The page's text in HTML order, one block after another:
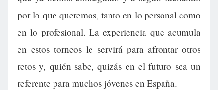
por lo que queremos, tanto en lo personal como
en lo profesional. La experiencia que acumula
en estos torneos le servirá para afrontar otros
retos y, quién sabe, quizás en el futuro sea un
referente para muchos jóvenes en España.